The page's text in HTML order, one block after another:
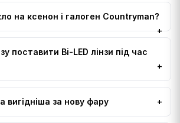
на ксенон і галоген Countryman?
поставити Bi-LED лінзи під час
вигідніша за нову фару